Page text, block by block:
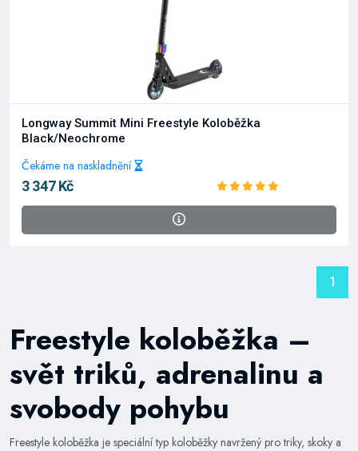
Longway Summit Mini Freestyle Koloběžka
Black/Neochrome
Čekáme na naskladnění
3 347 Kč
1
Freestyle koloběžka –
svět triků, adrenalinu a
svobody pohybu
Freestyle koloběžka je speciální typ koloběžky navržený pro triky, skoky a